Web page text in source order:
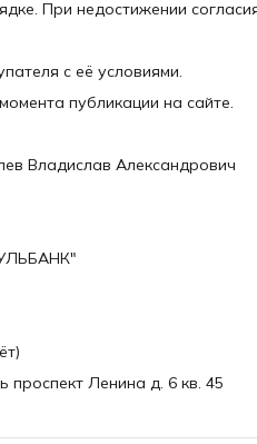
При недостижении
с её условиями.
публикации на сайте.
Владислав Александрович
проспект Ленина д. 6 кв. 45